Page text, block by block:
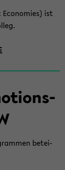
Eco­no­mies) ist
be­tei­